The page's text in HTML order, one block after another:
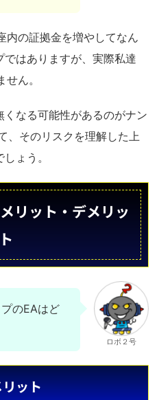
内の証拠金を増やしてなん
はありますが、実際私達
ん。
なる可能性があるのがナン
、そのリスクを理解した上
ょう。
リット・デメリッ
ト
のEAはど
ロボ２号
ット